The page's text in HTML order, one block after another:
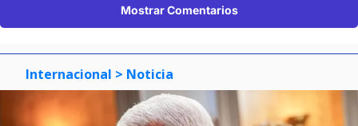
Mostrar Comentarios
Internacional > Noticia